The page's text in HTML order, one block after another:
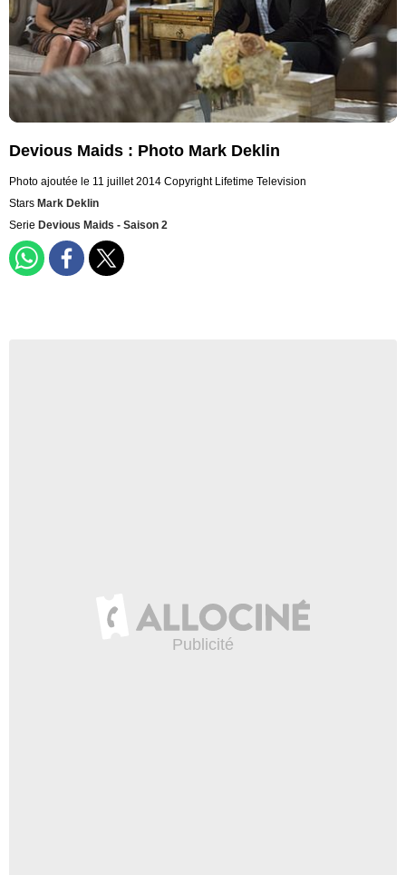
Devious Maids : Photo Mark Deklin
Photo ajoutée le 11 juillet 2014 Copyright Lifetime Television
Stars Mark Deklin
Serie Devious Maids - Saison 2